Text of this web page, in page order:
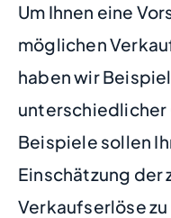
Um Ihnen eine
möglichen
haben wir
unterschiedlicher
Beispiele sollen
Einschätzung der
Verkaufserlöse